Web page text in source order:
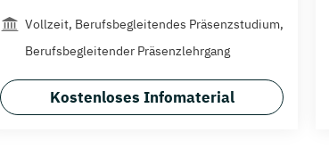
Vollzeit, Berufsbegleitendes Präsenzstudium,
Berufsbegleitender Präsenzlehrgang
Kostenloses Infomaterial